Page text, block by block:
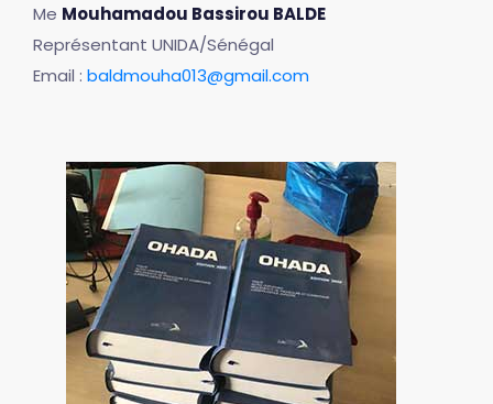
Me Mouhamadou Bassirou BALDE
Représentant UNIDA/Sénégal
Email : baldmouha013@gmail.com